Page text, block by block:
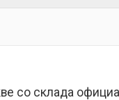
со склада